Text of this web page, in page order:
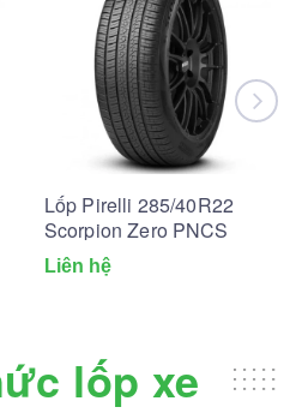
Lốp Pirelli 285/40R22
Scorpion Zero PNCS
Liên hệ
lốp xe